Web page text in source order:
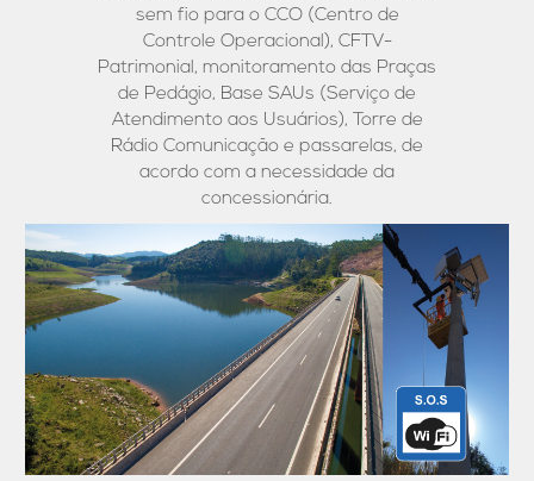
sem fio para o CCO (Centro de
Controle Operacional), CFTV-
Patrimonial, monitoramento das Praças
de Pedágio, Base SAUs (Serviço de
Atendimento aos Usuários), Torre de
Rádio Comunicação e passarelas, de
acordo com a necessidade da
concessionária.